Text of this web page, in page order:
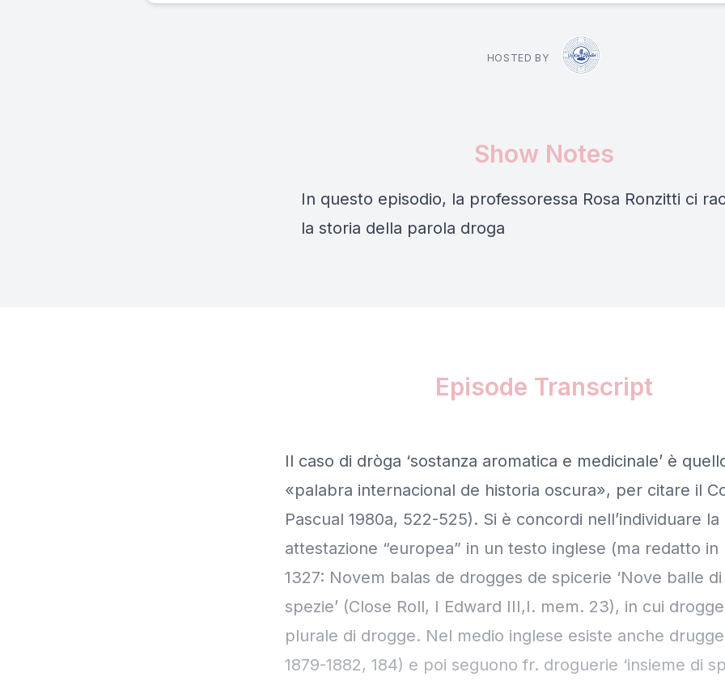
HOSTED BY
Show Notes
In questo episodio, la professoressa Rosa Ronzitti ci
la storia della parola droga
Episode Transcript
Il caso di dròga ‘sostanza aromatica e medicinale’ è
«palabra internacional de historia oscura», per citare il
Pascual 1980a, 522-525). Si è concordi nell’individuare la
attestazione “europea” in un testo inglese (ma redatto in
1327: Novem balas de drogges de spicerie ‘Nove balle
spezie’ (Close Roll, I Edward III,I. mem. 23), in cui
plurale di drogge. Nel medio inglese esiste anche
1879-1882, 184) e poi seguono fr. droguerie ‘insieme di